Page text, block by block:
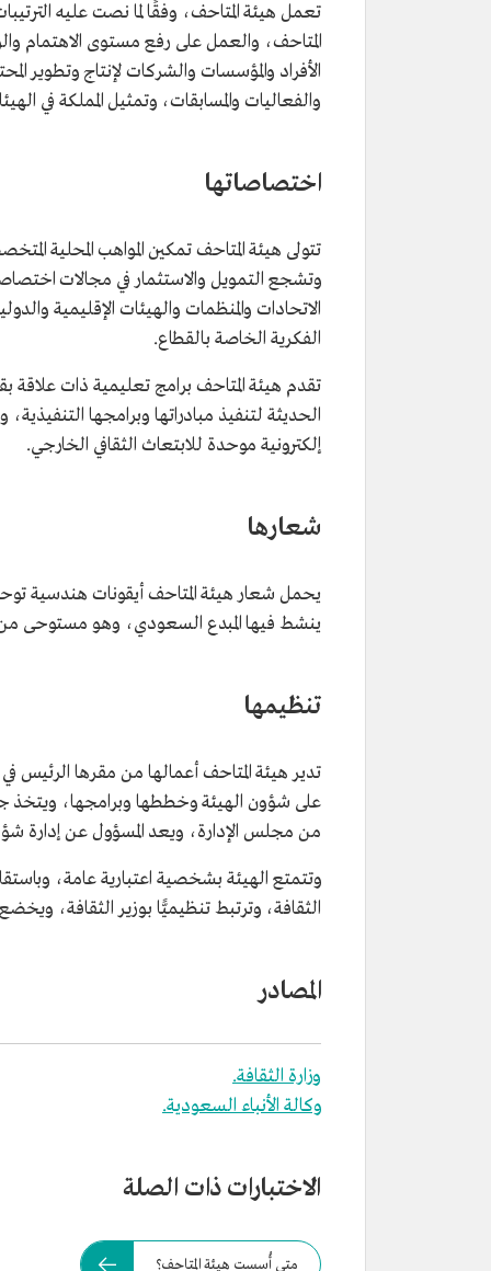
تعمل هيئة المتاحف، وفقًا لما نصت عليه
المتاحف، والعمل على رفع مستوى الاهتمام
الأفراد والمؤسسات والشركات لإنتاج وتطوير
والفعاليات والمسابقات، وتمثيل المملكة في
اختصاصاتها
تتولى هيئة المتاحف تمكين المواهب المحلية
وتشجع التمويل والاستثمار في مجالات
الاتحادات والمنظمات والهيئات الإقليمية
الفكرية الخاصة بالقطاع.
تقدم هيئة المتاحف برامج تعليمية ذات علاقة
إلكترونية موحدة للابتعاث الثقافي الخارجي.
شعارها
يحمل شعار هيئة المتاحف أيقونات هندسية
ينشط فيها المبدع السعودي، وهو مستوحى من
تنظيمها
تدير هيئة المتاحف أعمالها من مقرها الرئيس
على شؤون الهيئة وخططها وبرامجها، ويتخذ
من مجلس الإدارة، ويعد المسؤول عن إدارة
وتتمتع الهيئة بشخصية اعتبارية عامة،
الثقافة، وترتبط تنظيميًّا بوزير الثقافة،
المصادر
وزارة الثقافة.
وكالة الأنباء السعودية.
الاختبارات ذات الصلة
متى أُسست هيئة المتاحف؟